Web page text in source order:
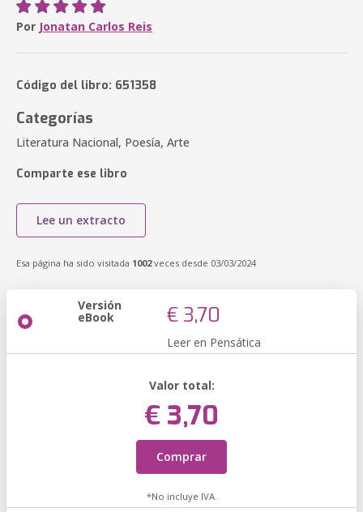
Por Jonatan Carlos Reis
Código del libro: 651358
Categorías
Literatura Nacional, Poesía, Arte
Comparte ese libro
Lee un extracto
Esa página ha sido visitada 1002veces desde 03/03/2024
Versión
eBook € 3,70
Leer en Pensática
Valor total:
€ 3,70
Comprar
*No incluye IVA.